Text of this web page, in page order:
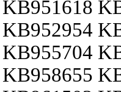
KB951618
KB952954
KB955704
KB958655